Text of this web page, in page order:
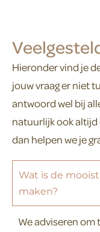
Hieronder vind je
jouw vraag er niet
antwoord wel bij
natuurlijk ook altijd
dan helpen we je
Wat is de
maken?
We adviseren om